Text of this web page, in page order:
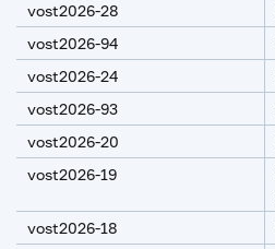
vost2026-28
vost2026-94
vost2026-24
vost2026-93
vost2026-20
vost2026-19
vost2026-18